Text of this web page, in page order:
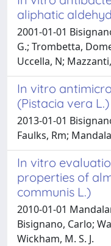
aliphatic
2001-01-01
G.; Trombetta,
Uccella, N;
In vitro
(Pistacia vera
2013-01-01
Faulks, Rm;
In vitro
properties of
communis L.)
2010-01-01
Bisignano, Carlo;
Wickham, M. S. J.